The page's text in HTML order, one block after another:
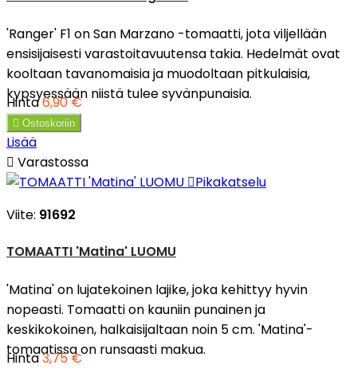
'Ranger' F1 on San Marzano -tomaatti, jota viljellään
ensisijaisesti varastoitavuutensa takia. Hedelmät ovat
kooltaan tavanomaisia ja muodoltaan pitkulaisia,
kypsyessään niistä tulee syvänpunaisia.
Hinta6,90 €
 Ostoskoriin
Lisää
 Varastossa
Pikakatselu
Viite: 91692
TOMAATTI 'Matina' LUOMU
'Matina' on lujatekoinen lajike, joka kehittyy hyvin
nopeasti. Tomaatti on kauniin punainen ja
keskikokoinen, halkaisijaltaan noin 5 cm. 'Matina'-
tomaatissa on runsaasti makua.
Hinta3,75 €